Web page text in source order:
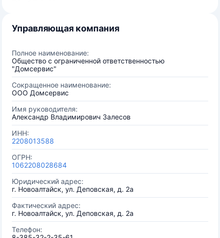
Управляющая компания
Полное наименование:
Общество с ограниченной ответственностью
"Домсервис"
Сокращенное наименование:
ООО Домсервис
Имя руководителя:
Александр Владимирович Залесов
ИНН:
2208013588
ОГРН:
1062208028684
Юридический адрес:
г. Новоалтайск, ул. Деповская, д. 2а
Фактический адрес:
г. Новоалтайск, ул. Деповская, д. 2а
Телефон: